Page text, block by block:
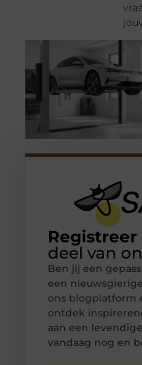
Registreer
deel van
Ben jij een
een
ons blogplatform
ontdek
aan een
vandaag nog en